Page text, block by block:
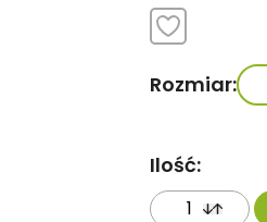
Rozmiar:
Ilość: